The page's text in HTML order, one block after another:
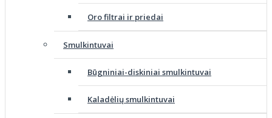
Oro filtrai ir priedai
Smulkintuvai
Būgniniai-diskiniai smulkintuvai
Kaladėlių smulkintuvai